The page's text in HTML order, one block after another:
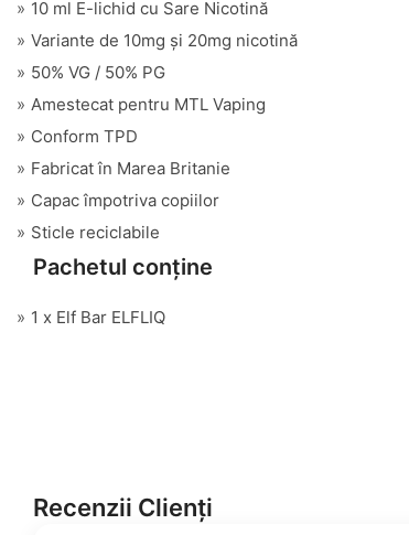
10 ml E-lichid cu Sare Nicotină
Variante de 10mg și 20mg nicotină
50% VG / 50% PG
Amestecat pentru MTL Vaping
Conform TPD
Fabricat în Marea Britanie
Capac împotriva copiilor
Sticle reciclabile
Pachetul conține
1 x Elf Bar ELFLIQ
Recenzii Clienți